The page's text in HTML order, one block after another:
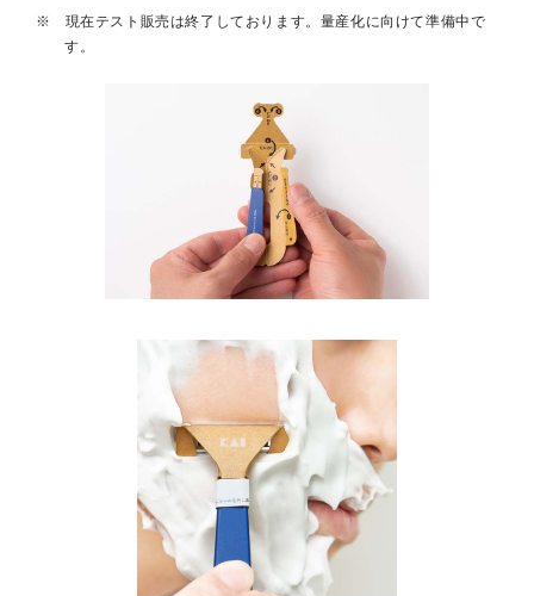
現在テスト販売は終了しております。量産化に向けて準備中で
す。